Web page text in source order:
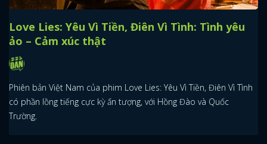
Love Lies: Yêu Vì Tiền, Điên Vì Tình: Tình yêu
ảo – Cảm xúc thật
Phiên bản Việt Nam của phim Love Lies: Yêu Vì Tiền, Điên Vì Tình
có phần lồng tiếng cực kỳ ấn tượng, với Hồng Đào và Quốc
Trường.